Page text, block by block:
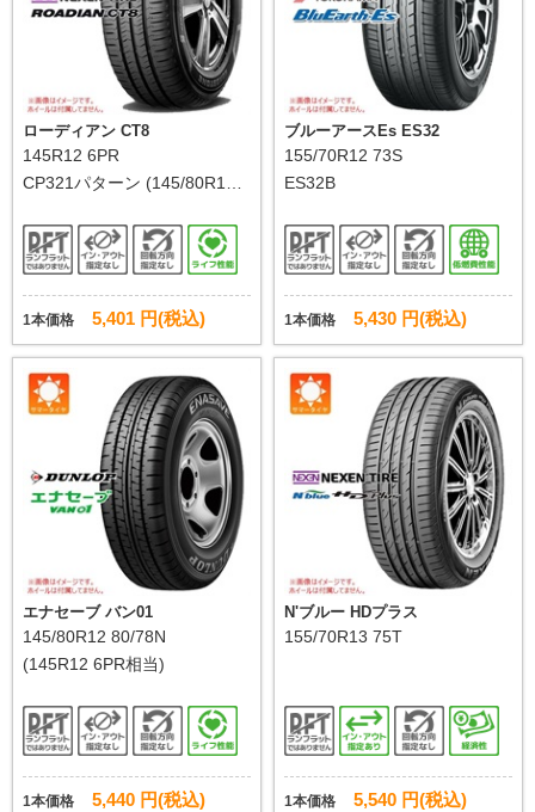
ローディアン CT8
145R12 6PR
CP321パターン (145/80R12 8
1本価格 5,401 円(税込)
ブルーアースEs ES32
155/70R12 73S
ES32B
1本価格 5,430 円(税込)
エナセーブ バン01
145/80R12 80/78N
(145R12 6PR相当)
1本価格 5,440 円(税込)
N'ブルー HDプラス
155/70R13 75T
1本価格 5,540 円(税込)